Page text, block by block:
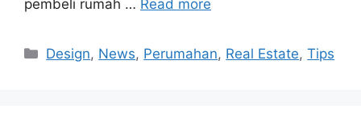
pembeli rumah … Read more
Categories
Design, News, Perumahan, Real Estate,Tips